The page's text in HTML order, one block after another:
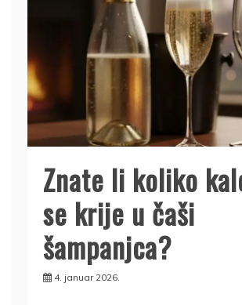
Znate li koliko
se krije u čaši
šampanjca?
4. januar 2026.